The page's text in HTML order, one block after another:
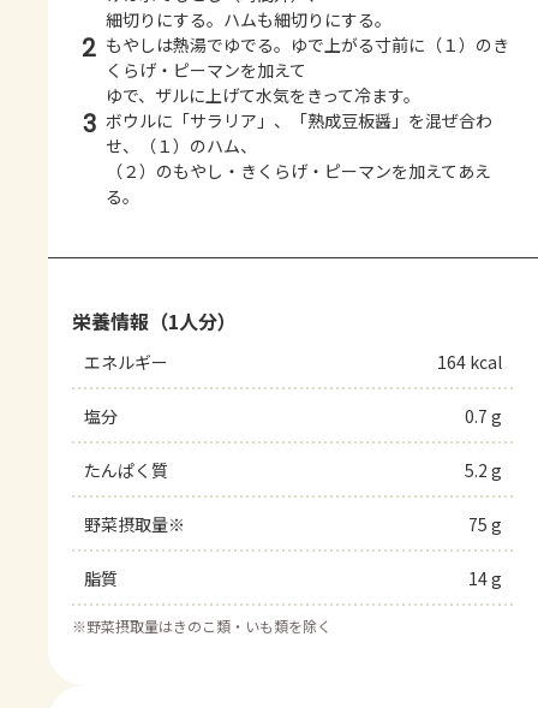
細切りにする。ハムも細切りにする。
2 もやしは熱湯でゆでる。ゆで上がる寸前に（１）のき
くらげ・ピーマンを加えて
ゆで、ザルに上げて水気をきって冷ます。
3 ボウルに「サラリア」、「熟成豆板醤」を混ぜ合わ
せ、（１）のハム、
（２）のもやし・きくらげ・ピーマンを加えてあえ
る。
栄養情報（1人分）
エネルギー 164 kcal
塩分 0.7 g
たんぱく質 5.2 g
野菜摂取量※ 75 g
脂質 14 g
※野菜摂取量はきのこ類・いも類を除く